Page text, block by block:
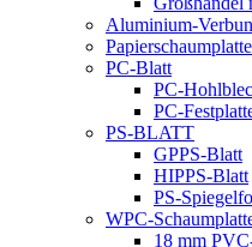
Aluminium-
Papierschaumplatte
PC-Blatt
PC-
PC-
PS-BLATT
GPPS-Blatt
HIPPS-Blatt
PS-
WPC-
18 mm